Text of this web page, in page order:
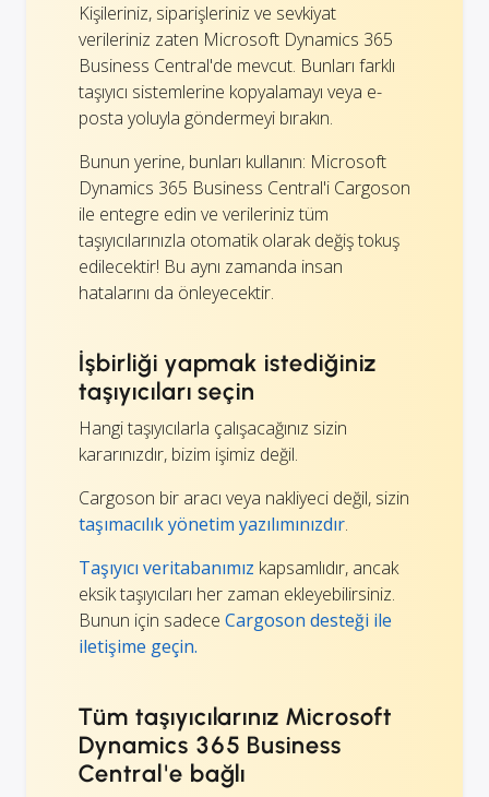
Kişileriniz, siparişleriniz ve sevkiyat
verileriniz zaten Microsoft Dynamics 365
Business Central'de mevcut. Bunları farklı
taşıyıcı sistemlerine kopyalamayı veya e-
posta yoluyla göndermeyi bırakın.
Bunun yerine, bunları kullanın: Microsoft
Dynamics 365 Business Central'i Cargoson
ile entegre edin ve verileriniz tüm
taşıyıcılarınızla otomatik olarak değiş tokuş
edilecektir! Bu aynı zamanda insan
hatalarını da önleyecektir.
İşbirliği yapmak istediğiniz
taşıyıcıları seçin
Hangi taşıyıcılarla çalışacağınız sizin
kararınızdır, bizim işimiz değil.
Cargoson bir aracı veya nakliyeci değil, sizin
taşımacılık yönetim yazılımınızdır.
Taşıyıcı veritabanımız kapsamlıdır, ancak
eksik taşıyıcıları her zaman ekleyebilirsiniz.
Bunun için sadece Cargoson desteği ile
iletişime geçin.
Tüm taşıyıcılarınız Microsoft
Dynamics 365 Business
Central'e bağlı